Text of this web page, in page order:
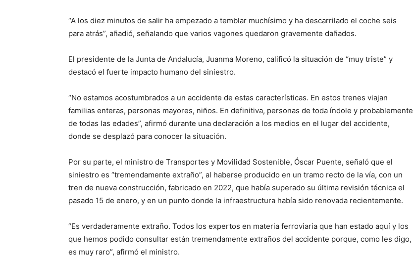
“A los diez minutos de salir ha empezado a temblar muchísimo y ha descarrilado el coche seis
para atrás”, añadió, señalando que varios vagones quedaron gravemente dañados.
El presidente de la Junta de Andalucía, Juanma Moreno, calificó la situación de “muy triste” y
destacó el fuerte impacto humano del siniestro.
“No estamos acostumbrados a un accidente de estas características. En estos trenes viajan
familias enteras, personas mayores, niños. En definitiva, personas de toda índole y probablemente
de todas las edades”, afirmó durante una declaración a los medios en el lugar del accidente,
donde se desplazó para conocer la situación.
Por su parte, el ministro de Transportes y Movilidad Sostenible, Óscar Puente, señaló que el
siniestro es “tremendamente extraño”, al haberse producido en un tramo recto de la vía, con un
tren de nueva construcción, fabricado en 2022, que había superado su última revisión técnica el
pasado 15 de enero, y en un punto donde la infraestructura había sido renovada recientemente.
“Es verdaderamente extraño. Todos los expertos en materia ferroviaria que han estado aquí y los
que hemos podido consultar están tremendamente extraños del accidente porque, como les digo,
es muy raro”, afirmó el ministro.